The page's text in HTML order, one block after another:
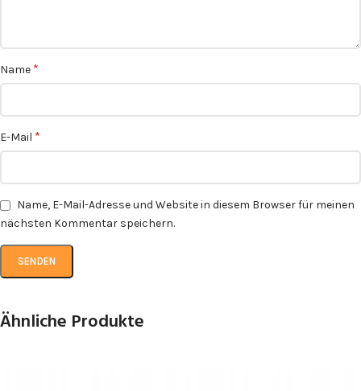
Name *
E-Mail *
Name, E-Mail-Adresse und Website in diesem Browser für meinen
nächsten Kommentar speichern.
Ähnliche Produkte